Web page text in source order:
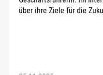
über ihre Ziele für die